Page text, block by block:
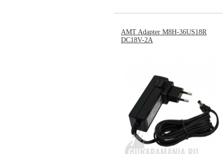
AMT Adapter M8H-36US18R
DC18V-2A